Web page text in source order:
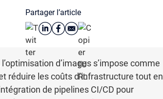
Partager l’article
d’images s’impose comme
réduire les coûts d’infrastructure tout en
de pipelines CI/CD pour